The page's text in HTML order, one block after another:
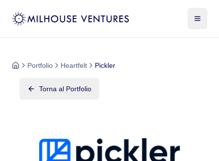
Portfolio Heartfelt Pickler
Torna al Portfolio